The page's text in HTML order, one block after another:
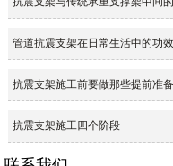
管道抗震支架在日常生活中的功效
抗震支架施工前要做那些提前准备
抗震支架施工四个阶段